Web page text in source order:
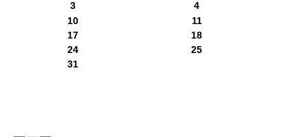
3
4
10
11
17
18
24
25
31